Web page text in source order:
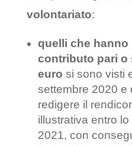
volontariato:
quelli che hanno
contributo pari o
euro si sono visti
settembre 2020 e
redigere il
illustrativa entro
2021, con